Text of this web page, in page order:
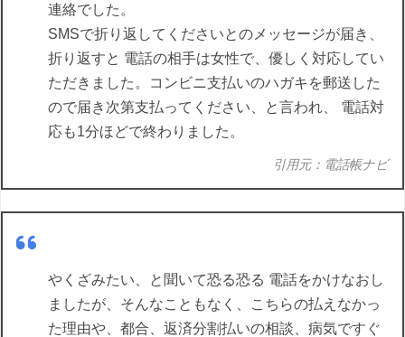
連絡でした。
SMSで折り返してくださいとのメッセージが届き、
折り返すと 電話の相手は女性で、優しく対応してい
ただきました。コンビニ支払いのハガキを郵送した
ので届き次第支払ってください、と言われ、 電話対
応も1分ほどで終わりました。
引用元：電話帳ナビ
やくざみたい、と聞いて恐る恐る 電話をかけなおし
ましたが、そんなこともなく、こちらの払えなかっ
た理由や、都合、返済分割払いの相談、病気ですぐ